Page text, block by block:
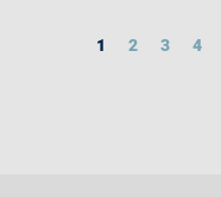
1 2 3 4